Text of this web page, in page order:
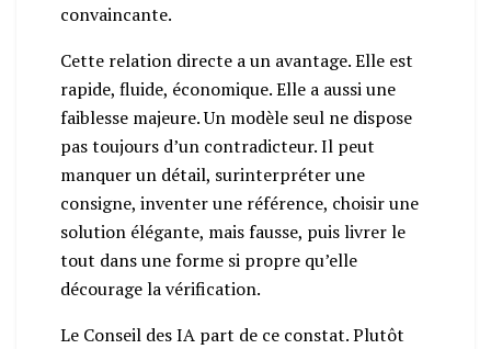
convaincante.
Cette relation directe a un avantage. Elle est
rapide, fluide, économique. Elle a aussi une
faiblesse majeure. Un modèle seul ne dispose
pas toujours d’un contradicteur. Il peut
manquer un détail, surinterpréter une
consigne, inventer une référence, choisir une
solution élégante, mais fausse, puis livrer le
tout dans une forme si propre qu’elle
décourage la vérification.
Le Conseil des IA part de ce constat. Plutôt